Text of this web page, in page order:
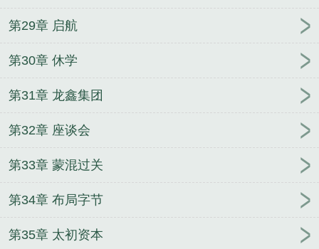
第29章 启航
第30章 休学
第31章 龙鑫集团
第32章 座谈会
第33章 蒙混过关
第34章 布局字节
第35章 太初资本